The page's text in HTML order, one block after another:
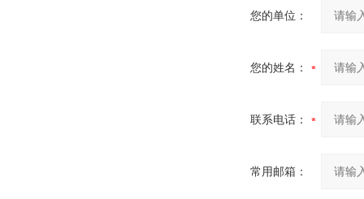
您的单位：
您的姓名：
联系电话：
常用邮箱：